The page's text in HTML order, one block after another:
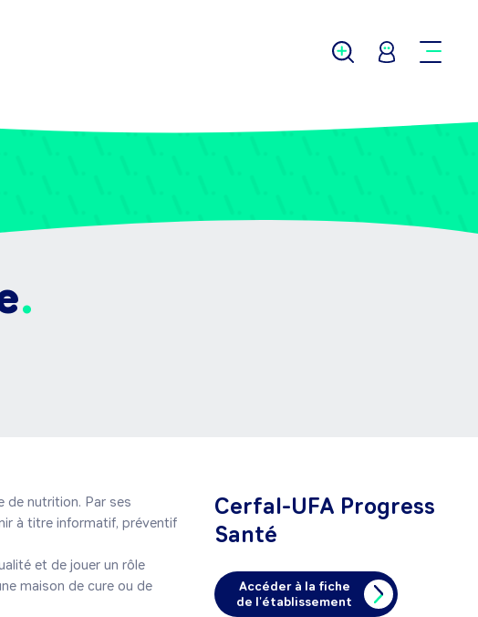
de nutrition. Par ses
à titre informatif, préventif
et de jouer un rôle
maison de cure ou de
Cerfal-UFA Progress
Santé
Accéder à la fiche
de l'établissement